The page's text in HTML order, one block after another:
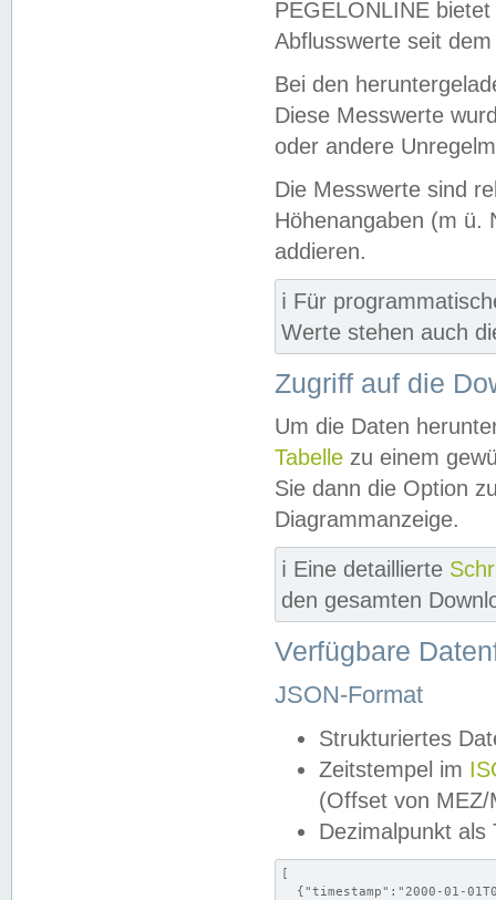
PEGELONLINE
Abflusswerte seit
Bei den
Diese Messwerte
oder andere
Die Messwerte sind
Höhenangaben (m ü.
addieren.
ℹ️ Für
Werte stehen auch
Zugriff auf die
Um die Daten
Tabelle zu einem
Sie dann die Option
Diagrammanzeige.
ℹ️ Eine detaillierte
den gesamten
Verfügbare
JSON-Format
Strukturiertes
Zeitstempel im
(Offset von MEZ/
Dezimalpunkt als
[
{"timestamp":"2000-01-